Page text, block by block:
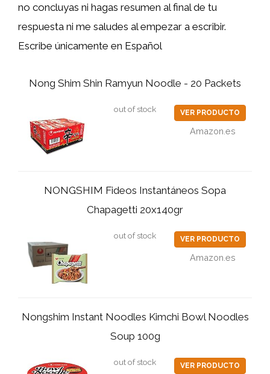
no concluyas ni hagas resumen al final de tu
respuesta ni me saludes al empezar a escribir.
Escribe únicamente en Español
Nong Shim Shin Ramyun Noodle - 20 Packets
out of stock VER PRODUCTO
Amazon.es
NONGSHIM Fideos Instantáneos Sopa
Chapagetti 20x140gr
out of stock VER PRODUCTO
Amazon.es
Nongshim Instant Noodles Kimchi Bowl Noodles
Soup 100g
out of stock VER PRODUCTO